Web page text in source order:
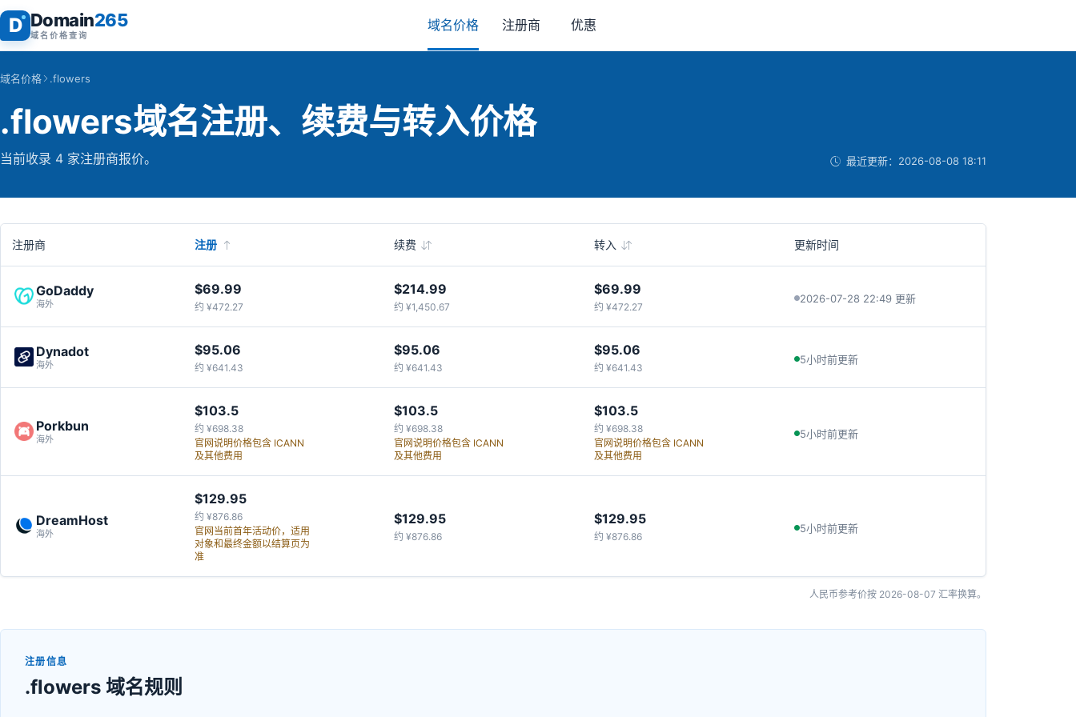
D Domain265
域名价格查询
域名价格 注册商 优惠
域名价格 .flowers
.flowers域名注册、续费与转入价格
当前收录 4 家注册商报价。 最近更新： 2026-08-08 18:11
注册商 注册 续费 转入 更新时间
GoDaddy
海外
$69.99
约 ¥472.27
$214.99
约 ¥1,450.67
$69.99
约 ¥472.27
2026-07-28 22:49 更新
Dynadot
海外
$95.06
约 ¥641.43
$95.06
约 ¥641.43
$95.06
约 ¥641.43
5小时前更新
Porkbun
海外
$103.5
约 ¥698.38
官网说明价格包含 ICANN
及其他费用
$103.5
约 ¥698.38
官网说明价格包含 ICANN
及其他费用
$103.5
约 ¥698.38
官网说明价格包含 ICANN
及其他费用
5小时前更新
DreamHost
海外
$129.95
约 ¥876.86
官网当前首年活动价，适用
对象和最终金额以结算页为
准
$129.95
约 ¥876.86
$129.95
约 ¥876.86
5小时前更新
人民币参考价按 2026-08-07 汇率换算。
注册信息
.flowers 域名规则